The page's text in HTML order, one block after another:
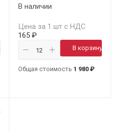
В наличии
Цена за 1 шт с НДС
165 ₽
В корзину
Общая стоимость 1 980 ₽